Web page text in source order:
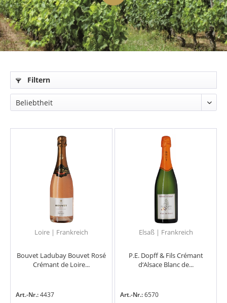
Filtern
Loire | Frankreich
Bouvet Ladubay Bouvet Rosé
Crémant de Loire...
Art.-Nr.:4437
Elsaß | Frankreich
P.E. Dopff & Fils Crémant
d‘Alsace Blanc de...
Art.-Nr.:6570